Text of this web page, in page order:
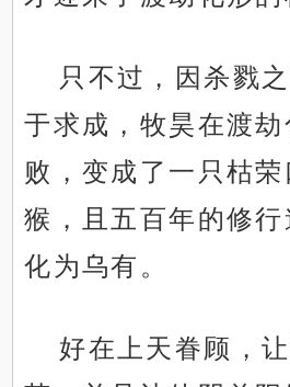
只不过，因杀戮
于求成，牧昊在渡
败，变成了一只枯荣
猴，且五百年的修
化为乌有。
好在上天眷顾，